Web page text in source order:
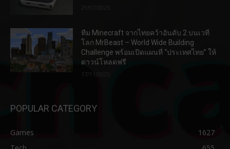
ทีม Minecraft จากไทยคว้าอันดับ 2 บนเวที
โลก MrBeast – World Wide Building
Challenge พร้อมเปิดแผนที่ “ประเทศไทย” ให้
ดาวน์โหลดฟรี
17/11/2025
POPULAR CATEGORY
Games
1627